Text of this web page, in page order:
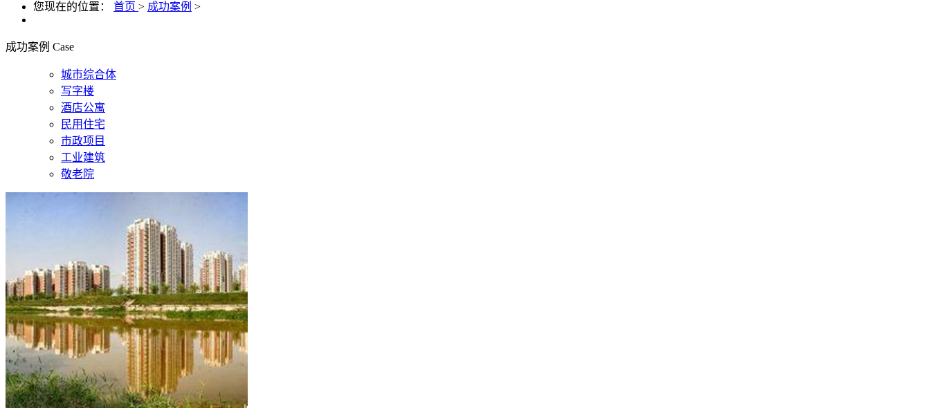
您现在的位置： 首页 > 成功案例 >
成功案例 Case
城市综合体
写字楼
酒店公寓
民用住宅
市政项目
工业建筑
敬老院